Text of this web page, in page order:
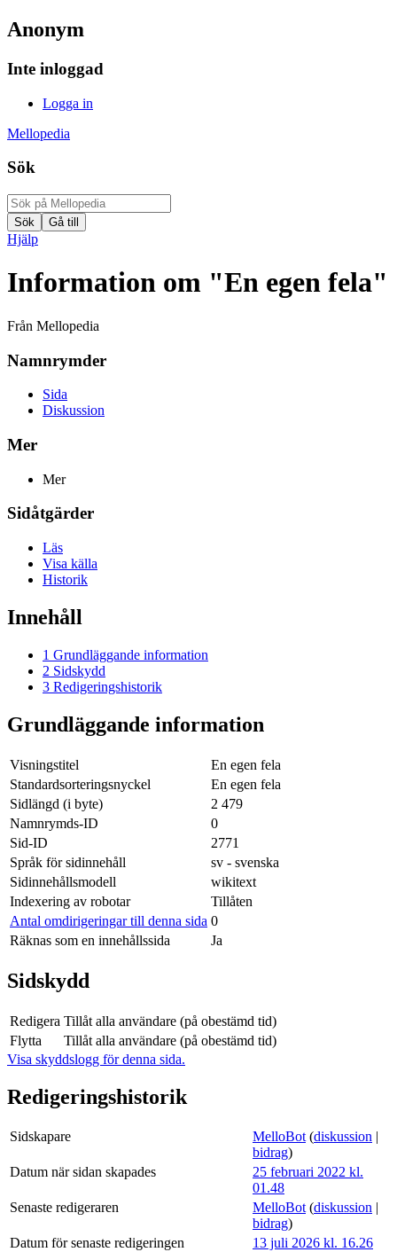
Anonym
Inte inloggad
Logga in
Mellopedia
Sök
Hjälp
Information om "En egen fela"
Från Mellopedia
Namnrymder
Sida
Diskussion
Mer
Mer
Sidåtgärder
Läs
Visa källa
Historik
Innehåll
1 Grundläggande information
2 Sidskydd
3 Redigeringshistorik
Grundläggande information
Visningstitel
En egen fela
Standardsorteringsnyckel
En egen fela
Sidlängd (i byte)
2 479
Namnrymds-ID
0
Sid-ID
2771
Språk för sidinnehåll
sv - svenska
Sidinnehållsmodell
wikitext
Indexering av robotar
Tillåten
Antal omdirigeringar till denna sida 0
Räknas som en innehållssida
Ja
Sidskydd
Redigera Tillåt alla användare (på obestämd tid)
Flytta
Tillåt alla användare (på obestämd tid)
Visa skyddslogg för denna sida.
Redigeringshistorik
Sidskapare MelloBot (diskussion |
bidrag)
Datum när sidan skapades
25 februari 2022 kl.
01.48
Senaste redigeraren
MelloBot (diskussion |
bidrag)
Datum för senaste redigeringen
13 juli 2026 kl. 16.26